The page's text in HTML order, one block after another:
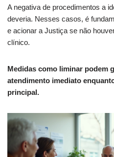
A negativa de procedimentos a
deveria. Nesses casos, é
e acionar a Justiça se não
clínico.
Medidas como liminar podem
atendimento imediato
principal.